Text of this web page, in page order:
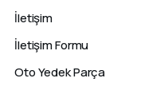
İletişim
İletişim Formu
Oto Yedek Parça